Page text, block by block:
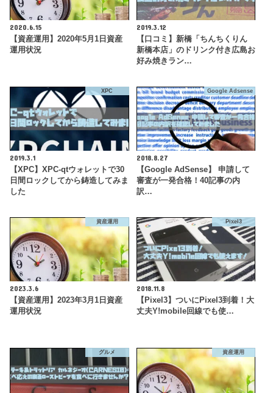
2020.6.15
【資産運用】2020年5月1日資産
運用状況
2019.3.12
【口コミ】新橋「ちんちくりん
新橋本店」のドリンク付き広島お
好み焼きラン…
XPC
2019.3.1
【XPC】XPC-qtウォレットで30
日間ロックしてから鋳造してみま
した
Google Adsense
2018.8.27
【Google AdSense】 申請して
審査が一発合格！40記事の内
訳…
資産運用
2023.3.6
【資産運用】2023年3月1日資産
運用状況
Pixel3
2018.11.8
【Pixel3】ついにPixel3到着！大
丈夫Y!mobile回線でも使…
グルメ 資産運用